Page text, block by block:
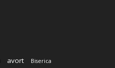
avort Biserica